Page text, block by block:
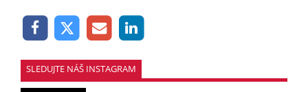
SLEDUJTE NÁŠ INSTAGRAM